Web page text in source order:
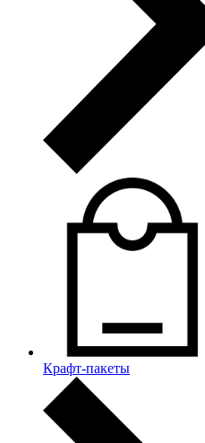
Крафт-пакеты